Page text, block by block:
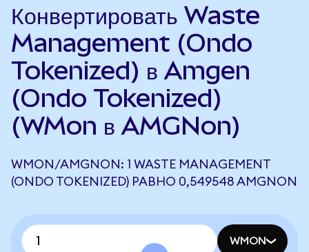
Конвертировать Waste
Management (Ondo
Tokenized) в Amgen
(Ondo Tokenized)
(WMon в AMGNon)
WMON/AMGNON: 1 WASTE MANAGEMENT
(ONDO TOKENIZED) РАВНО 0,549548 AMGNON
WMON